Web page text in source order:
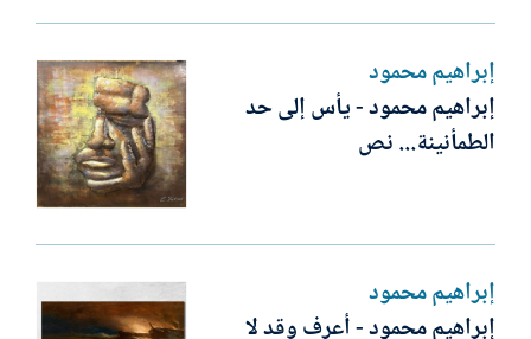
إبراهيم محمود
إبراهيم محمود - يأس إلى حد
الطمأنينة... نص
إبراهيم محمود
إبراهيم محمود - أعرف وقد لا